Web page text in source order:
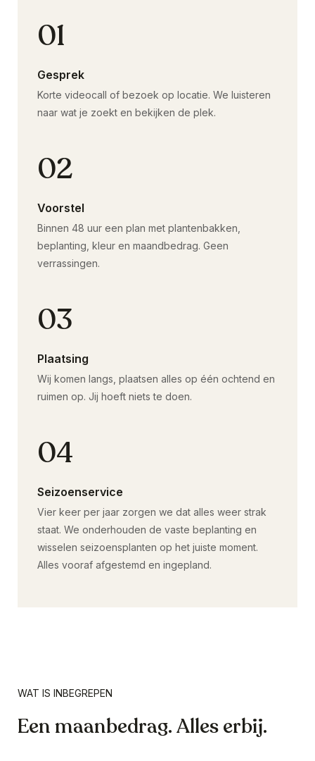
01
Gesprek
Korte videocall of bezoek op locatie. We luisteren
naar wat je zoekt en bekijken de plek.
02
Voorstel
Binnen 48 uur een plan met plantenbakken,
beplanting, kleur en maandbedrag. Geen
verrassingen.
03
Plaatsing
Wij komen langs, plaatsen alles op één ochtend en
ruimen op. Jij hoeft niets te doen.
04
Seizoenservice
Vier keer per jaar zorgen we dat alles weer strak
staat. We onderhouden de vaste beplanting en
wisselen seizoensplanten op het juiste moment.
Alles vooraf afgestemd en ingepland.
WAT IS INBEGREPEN
Een maanbedrag. Alles erbij.